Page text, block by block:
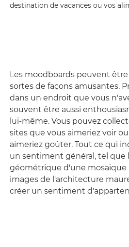
destination de vacances ou vos
Les moodboards peuvent
sortes de façons amusantes.
dans un endroit que vous
souvent être aussi
lui-même. Vous pouvez
sites que vous aimeriez voir
aimeriez goûter. Tout ce qui
un sentiment général, tel que
géométrique d'une mosaïque
images de l'architecture
créer un sentiment